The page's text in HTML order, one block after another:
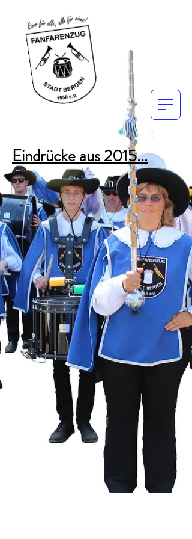
Eindrücke aus 2015...